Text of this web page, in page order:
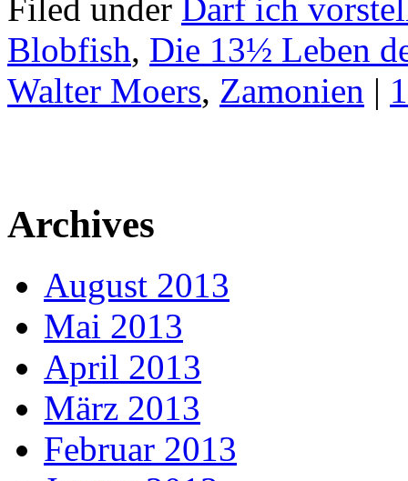
Filed under Darf ich
Blobfish, Die 13½ Leben
Walter Moers, Zamonien |
Archives
August 2013
Mai 2013
April 2013
März 2013
Februar 2013